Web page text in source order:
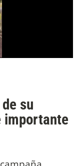
su
importante